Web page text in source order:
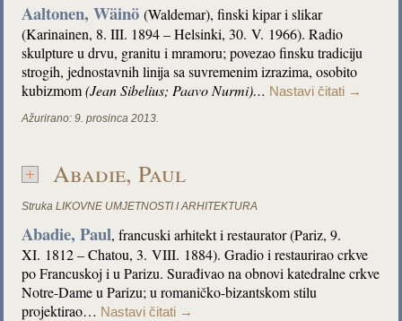
Aaltonen, Wäinö(Waldemar), finski kipar i slikar
(Karinainen, 8. III. 1894 – Helsinki, 30. V. 1966). Radio
skulpture u drvu, granitu i mramoru; povezao finsku tradiciju
strogih, jednostavnih linija sa suvremenim izrazima, osobito
kubizmom(Jean Sibelius; Paavo Nurmi)… Nastavi čitati →
Ažurirano: 9. prosinca 2013.
Abadie, Paul
Struka LIKOVNE UMJETNOSTI I ARHITEKTURA
Abadie, Paul, francuski arhitekt i restaurator (Pariz, 9.
XI. 1812 – Chatou, 3. VIII. 1884). Gradio i restaurirao crkve
po Francuskoj i u Parizu. Surađivao na obnovi katedralne crkve
Notre-Dame u Parizu; u romaničko-bizantskom stilu
projektirao… Nastavi čitati →